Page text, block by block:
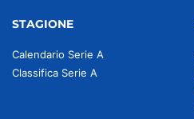
STAGIONE
Calendario Serie A
Classifica Serie A